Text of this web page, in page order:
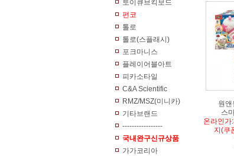
토이큐브킥보드
펀코
톨로
톨로(스플래시)
포크마니스
플레이어블아트
피카소타일
C&A Scientific
RMZ/MSZ(미니카)
기타브랜드
-----------------
국내완구신규상품
가가코리아
원앤
스
온라인가
지(쿠